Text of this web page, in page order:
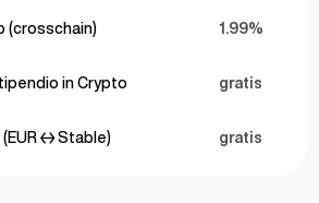
(crosschain) 1.99%
in Crypto gratis
(EUR ↔ Stable) gratis